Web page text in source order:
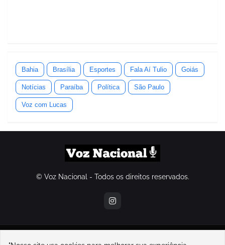
Bahia Brasília Esportes Fala Aí Tulio Goiás
Notícias Paraíba Política São Paulo
Voz com Lucas
© Voz Nacional - Todos os direitos reservados.
contatovoznacional@gmail.com